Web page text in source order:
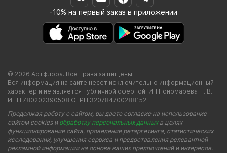
-10% на первый заказ в приложении
© 2026 Артфлора. Все права защищены.
Вся информация на сайте несет исключительно информационный
характер и не является публичной офертой. ИП Пономарева Н. В.
ИНН 780202390508 ОГРН 320784700288152
Продолжая работу с сайтом, вы даете согласие на использование
сайтом cookies и обработку персональных данныхв целях
функционирования сайта, проведения ретаргетинга, статистических
исследований, улучшения сервиса и предоставления релевантной
рекламной информации на основе ваших предпочтений и интересов.